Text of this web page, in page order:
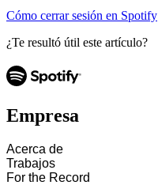
Cómo cerrar sesión en Spotify
¿Te resultó útil este artículo?
Empresa
Acerca de
Trabajos
For the Record